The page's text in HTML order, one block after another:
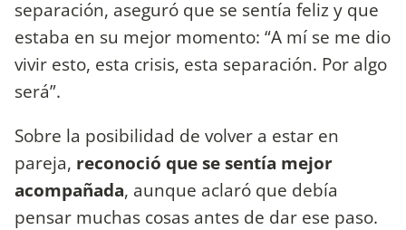
separación, aseguró que se sentía feliz y que
estaba en su mejor momento: “A mí se me dio
vivir esto, esta crisis, esta separación. Por algo
será”.
Sobre la posibilidad de volver a estar en
pareja, reconoció que se sentía mejor
acompañada, aunque aclaró que debía
pensar muchas cosas antes de dar ese paso.